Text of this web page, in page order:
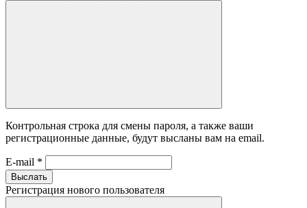
Контрольная строка для смены пароля, а также ваши
регистрационные данные, будут высланы вам на email.
E-mail *
Выслать
Регистрация нового пользователя